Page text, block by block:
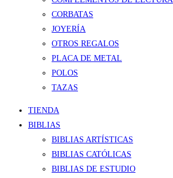
CORBATAS
JOYERÍA
OTROS REGALOS
PLACA DE METAL
POLOS
TAZAS
TIENDA
BIBLIAS
BIBLIAS ARTÍSTICAS
BIBLIAS CATÓLICAS
BIBLIAS DE ESTUDIO